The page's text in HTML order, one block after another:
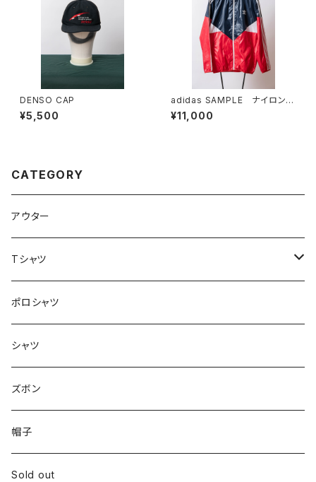
DENSO CAP
¥5,500
adidas SAMPLE ナイロンジ
ャケット
¥11,000
CATEGORY
アウター
Tシャツ
ロンT
ポロシャツ
シャツ
ズボン
帽子
Sold out